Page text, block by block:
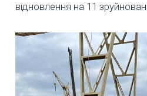
відновлення на 11